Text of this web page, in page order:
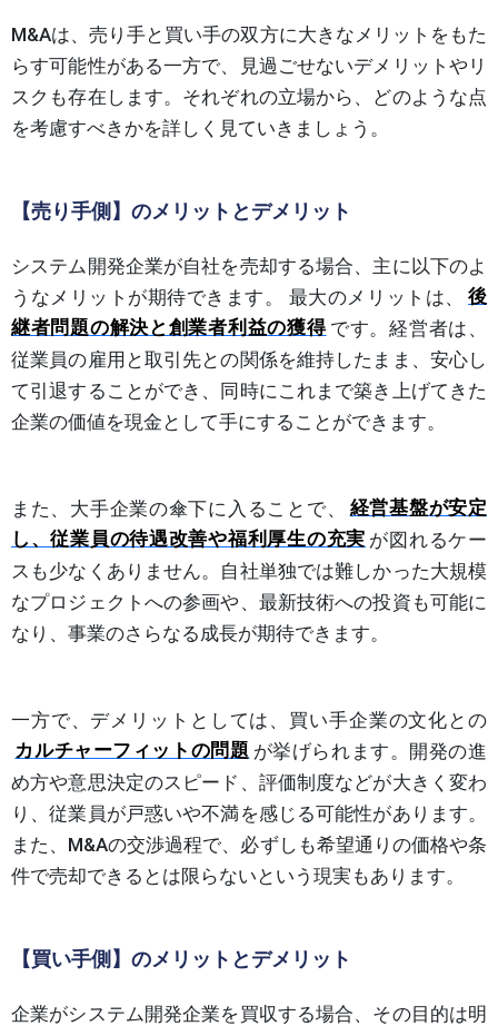
M&Aは、売り手と買い手の双方に大きなメリットをもた
らす可能性がある一方で、見過ごせないデメリットやリ
スクも存在します。それぞれの立場から、どのような点
を考慮すべきかを詳しく見ていきましょう。
【売り手側】のメリットとデメリット
システム開発企業が自社を売却する場合、主に以下のよ
うなメリットが期待できます。 最大のメリットは、
後
継者問題の解決と創業者利益の獲得 です。経営者は、
従業員の雇用と取引先との関係を維持したまま、安心し
て引退することができ、同時にこれまで築き上げてきた
企業の価値を現金として手にすることができます。
また、大手企業の傘下に入ることで、
経営基盤が安定
し、従業員の待遇改善や福利厚生の充実 が図れるケー
スも少なくありません。自社単独では難しかった大規模
なプロジェクトへの参画や、最新技術への投資も可能に
なり、事業のさらなる成長が期待できます。
一方で、デメリットとしては、買い手企業の文化との
カルチャーフィットの問題 が挙げられます。開発の進
め方や意思決定のスピード、評価制度などが大きく変わ
り、従業員が戸惑いや不満を感じる可能性があります。
また、M&Aの交渉過程で、必ずしも希望通りの価格や条
件で売却できるとは限らないという現実もあります。
【買い手側】のメリットとデメリット
企業がシステム開発企業を買収する場合、その目的は明